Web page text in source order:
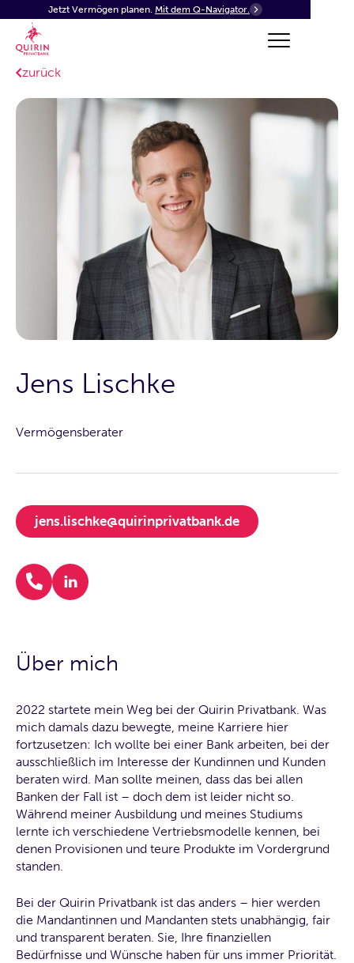
Jetzt Vermögen planen. Mit dem Q-Navigator.
zurück
Jens Lischke
Vermögensberater
jens.lischke@quirinprivatbank.de
Über mich
2022 startete mein Weg bei der Quirin Privatbank. Was
mich damals dazu bewegte, meine Karriere hier
fortzusetzen: Ich wollte bei einer Bank arbeiten, bei der
ausschließlich im Interesse der Kundinnen und Kunden
beraten wird. Man sollte meinen, dass das bei allen
Banken der Fall ist – doch dem ist leider nicht so.
Während meiner Ausbildung und meines Studiums
lernte ich verschiedene Vertriebsmodelle kennen, bei
denen Provisionen und teure Produkte im Vordergrund
standen.
Bei der Quirin Privatbank ist das anders – hier werden
die Mandantinnen und Mandanten stets unabhängig, fair
und transparent beraten. Sie, Ihre finanziellen
Bedürfnisse und Wünsche haben für uns immer Priorität.